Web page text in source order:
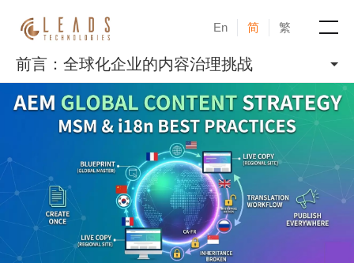
En 简 繁
产品
成功案例
新闻与活动
前言：全球化企业的内容治理挑战